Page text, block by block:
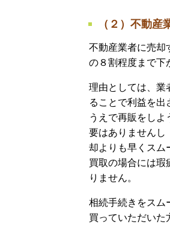
（２）不動産
不動産業者に売却
の８割程度まで下
理由としては、業
ることで利益を出
うえで再販をし
要はありませんし
却よりも早くスム
買取の場合には瑕
りません。
相続手続きをスム
買っていただいた